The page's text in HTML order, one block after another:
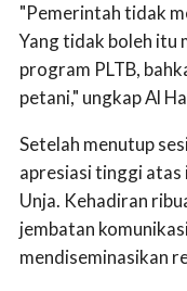
"Pemerintah tidak
Yang tidak boleh itu
program PLTB,
petani," ungkap Al
Setelah menutup
apresiasi tinggi
Unja. Kehadiran
jembatan
mendiseminasikan